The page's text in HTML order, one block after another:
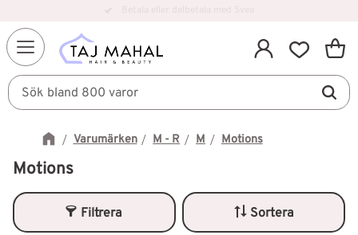
Meny
Motions
Varumärken M - R M Motions
Filtrera Sortera